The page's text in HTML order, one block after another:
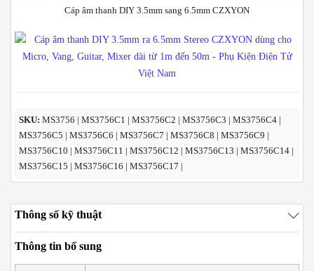
Cáp âm thanh DIY 3.5mm sang 6.5mm CZXYON
SKU: MS3756 | MS3756C1 | MS3756C2 | MS3756C3 | MS3756C4 |
MS3756C5 | MS3756C6 | MS3756C7 | MS3756C8 | MS3756C9 |
MS3756C10 | MS3756C11 | MS3756C12 | MS3756C13 | MS3756C14 |
MS3756C15 | MS3756C16 | MS3756C17 |
Thông số kỹ thuật
Thông tin bổ sung